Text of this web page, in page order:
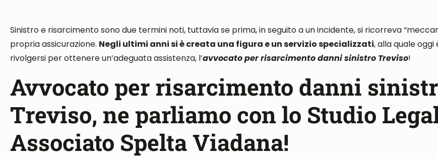
Sinistro e risarcimento sono due termini noti, tuttavia se prima, in seguito a un incidente, si ricorreva
propria assicurazione. Negli ultimi anni si è creata una figura e un servizio specializzati, alla quale oggi
rivolgersi per ottenere un’adeguata assistenza, l’avvocato per risarcimento danni sinistro Treviso!
Avvocato per risarcimento danni
Treviso, ne parliamo con lo Studio
Associato Spelta Viadana!